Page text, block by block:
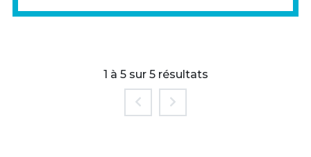
Découvrez nos tables pour collectivités Eco
1 à 5 sur 5 résultats